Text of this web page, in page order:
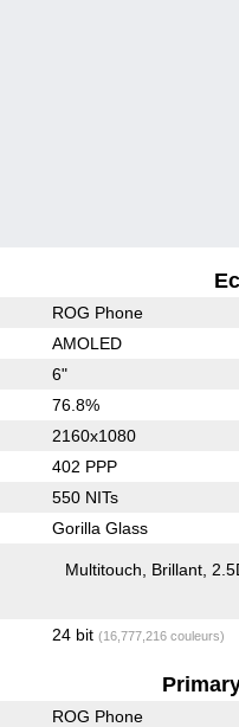
ROG Phone
AMOLED
6"
76.8%
2160x1080
402 PPP
550 NITs
Gorilla Glass
Multitouch Brillant
24 bit (16,777,216 couleurs)
ROG Phone